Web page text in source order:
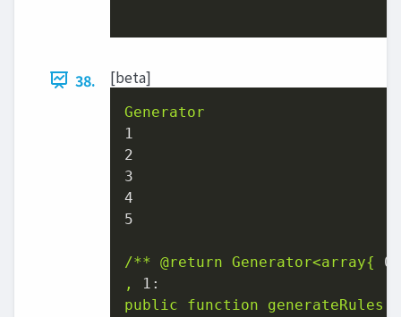
38. [beta]
Generator
1
2
3
4
5
/** @return Generator<array{
0:
,
1:
public
function